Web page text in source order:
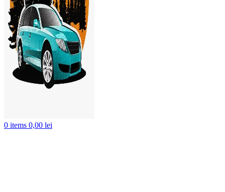
0 items 0,00 lei
Click to enlarge